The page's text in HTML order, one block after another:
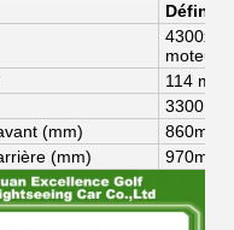
4300x
moteur
114 mm
3300
(mm)
860mm
(mm)
970mm